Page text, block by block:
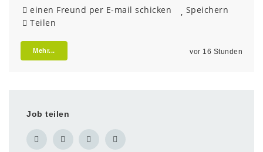
einen Freund per E-mail schicken
Speichern
Teilen
Mehr... vor 16 Stunden
Job teilen